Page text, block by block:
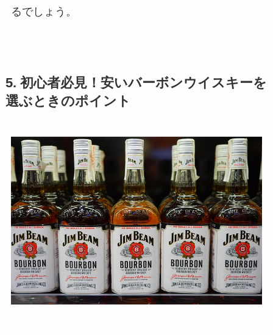
るでしょう。
5. 初心者必見！安いバーボンウイスキーを
選ぶときのポイント